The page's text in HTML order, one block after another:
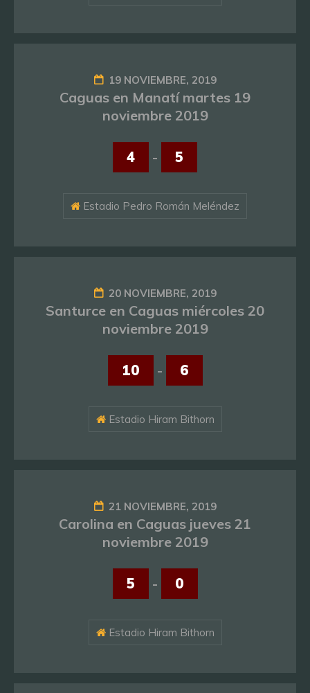
19 NOVIEMBRE, 2019
Caguas en Manatí martes 19
noviembre 2019
4 - 5
Estadio Pedro Román Meléndez
20 NOVIEMBRE, 2019
Santurce en Caguas miércoles 20
noviembre 2019
10 - 6
Estadio Hiram Bithorn
21 NOVIEMBRE, 2019
Carolina en Caguas jueves 21
noviembre 2019
5 - 0
Estadio Hiram Bithorn